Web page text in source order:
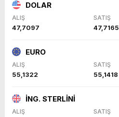
DOLAR
ALIŞ SATIŞ
47,7097 47,7165
EURO
ALIŞ SATIŞ
55,1322 55,1418
İNG. STERLİNİ
ALIŞ SATIŞ